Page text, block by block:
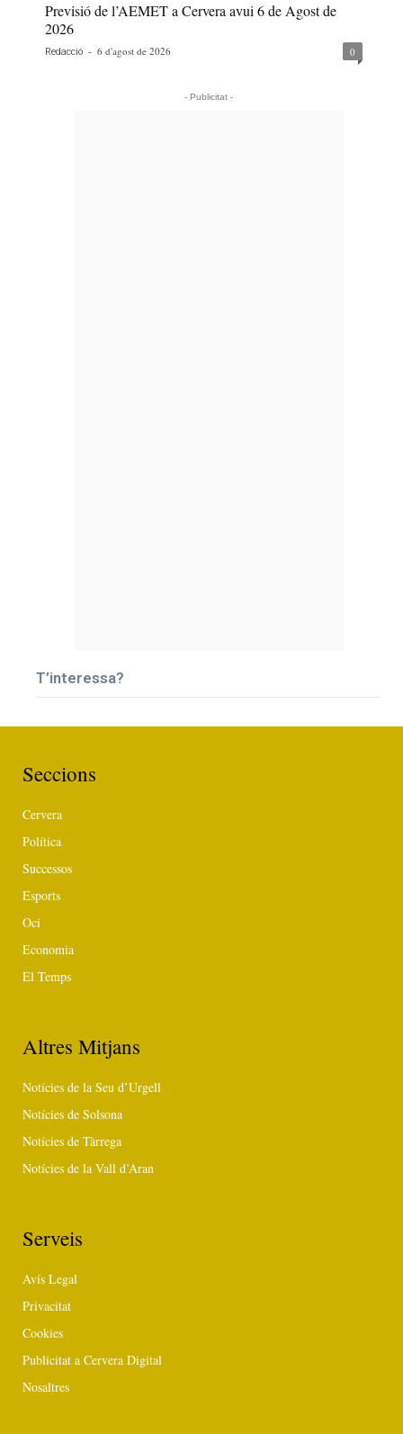
Previsió de l’AEMET a Cervera avui 6 de Agost de
2026
Redacció - 6 d'agost de 2026 0
- Publicitat -
T’interessa?
Seccions
Cervera
Política
Successos
Esports
Oci
Economia
El Temps
Altres Mitjans
Notícies de la Seu d’Urgell
Notícies de Solsona
Notícies de Tàrrega
Notícies de la Vall d’Aran
Serveis
Avís Legal
Privacitat
Cookies
Publicitat a Cervera Digital
Nosaltres